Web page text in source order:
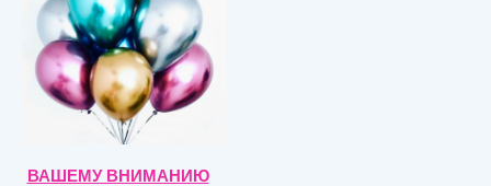
ВАШЕМУ ВНИМАНИЮ